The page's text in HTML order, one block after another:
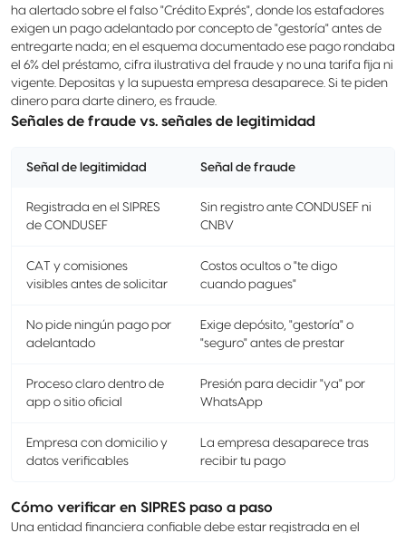
ha alertado sobre el falso "Crédito Exprés", donde los estafadores
exigen un pago adelantado por concepto de "gestoría" antes de
entregarte nada; en el esquema documentado ese pago rondaba
el 6% del préstamo, cifra ilustrativa del fraude y no una tarifa fija ni
vigente. Depositas y la supuesta empresa desaparece. Si te piden
dinero para darte dinero, es fraude.
Señales de fraude vs. señales de legitimidad
Señal de legitimidad Señal de fraude
Registrada en el SIPRES
de CONDUSEF
Sin registro ante CONDUSEF ni
CNBV
CAT y comisiones
visibles antes de solicitar
Costos ocultos o "te digo
cuando pagues"
No pide ningún pago por
adelantado
Exige depósito, "gestoría" o
"seguro" antes de prestar
Proceso claro dentro de
app o sitio oficial
Presión para decidir "ya" por
WhatsApp
Empresa con domicilio y
datos verificables
La empresa desaparece tras
recibir tu pago
Cómo verificar en SIPRES paso a paso
Una entidad financiera confiable debe estar registrada en el